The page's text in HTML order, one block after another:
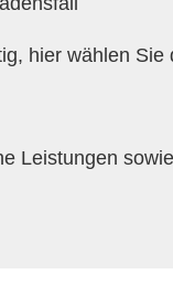
hier wählen Sie
Leistungen